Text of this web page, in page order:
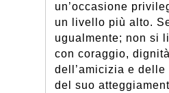
un’occasione
un livello più alto.
ugualmente; non si
con coraggio,
dell’amicizia e
del suo